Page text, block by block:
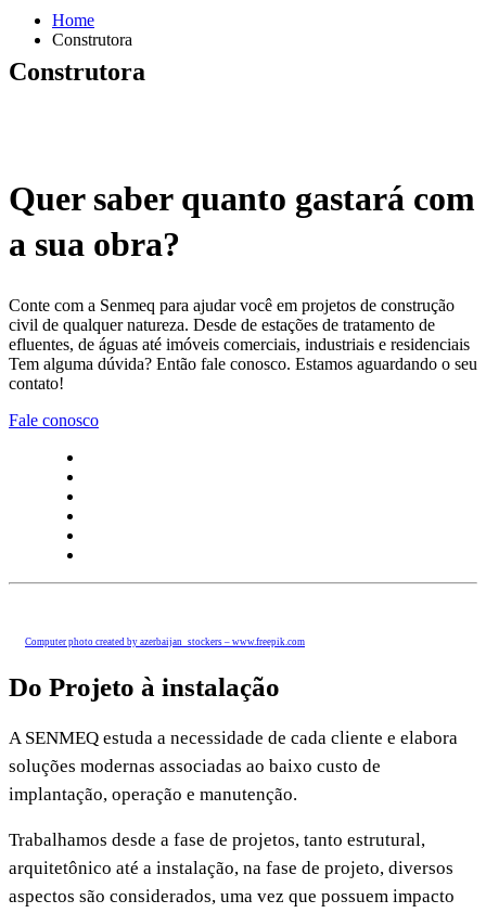
Home
Construtora
Construtora
Quer saber quanto gastará com
a sua obra?
Conte com a Senmeq para ajudar você em projetos de construção
civil de qualquer natureza. Desde de estações de tratamento de
efluentes, de águas até imóveis comerciais, industriais e residenciais
Tem alguma dúvida? Então fale conosco. Estamos aguardando o seu
contato!
Fale conosco
Computer photo created by azerbaijan_stockers – www.freepik.com
Do Projeto à instalação
A SENMEQ estuda a necessidade de cada cliente e elabora
soluções modernas associadas ao baixo custo de
implantação, operação e manutenção.
Trabalhamos desde a fase de projetos, tanto estrutural,
arquitetônico até a instalação, na fase de projeto, diversos
aspectos são considerados, uma vez que possuem impacto